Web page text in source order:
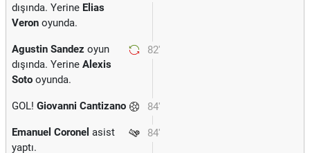
dışında. Yerine Elias
Veron oyunda.
82'
Agustin Sandez oyun
dışında. Yerine Alexis
Soto oyunda.
84'
GOL! Giovanni Cantizano
84'
Emanuel Coronel asist
yaptı.